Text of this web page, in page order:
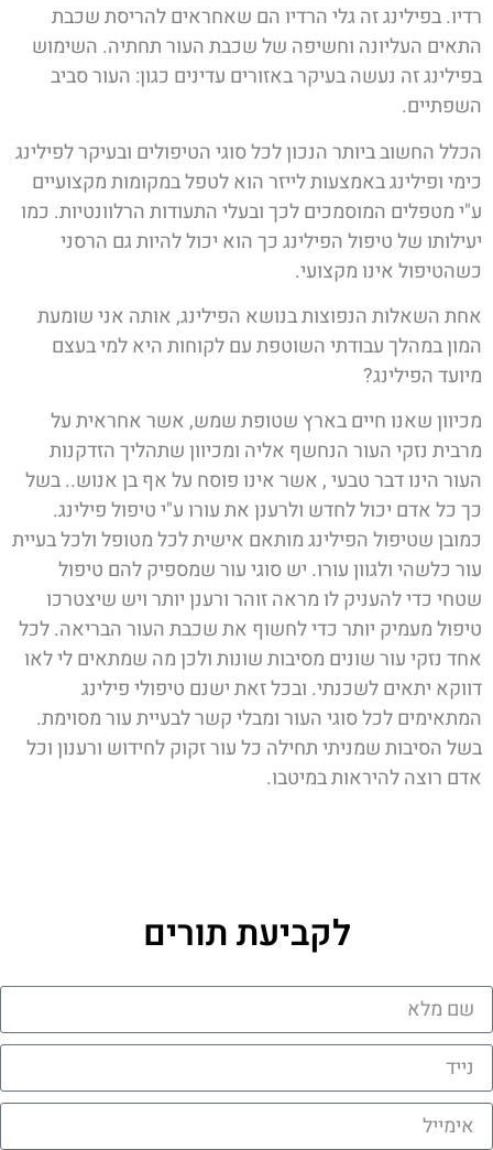
רדיו. בפילינג זה גלי הרדיו הם שאחראים להריסת שכבת
התאים העליונה וחשיפה של שכבת העור תחתיה. השימוש
בפילינג זה נעשה בעיקר באזורים עדינים כגון: העור סביב
השפתיים.
הכלל החשוב ביותר הנכון לכל סוגי הטיפולים ובעיקר לפילינג
כימי ופילינג באמצעות לייזר הוא לטפל במקומות מקצועיים
ע"י מטפלים המוסמכים לכך ובעלי התעודות הרלוונטיות. כמו
יעילותו של טיפול הפילינג כך הוא יכול להיות גם הרסני
כשהטיפול אינו מקצועי.
אחת השאלות הנפוצות בנושא הפילינג, אותה אני שומעת
המון במהלך עבודתי השוטפת עם לקוחות היא למי בעצם
מיועד הפילינג?
מכיוון שאנו חיים בארץ שטופת שמש, אשר אחראית על
מרבית נזקי העור הנחשף אליה ומכיוון שתהליך הזדקנות
העור הינו דבר טבעי , אשר אינו פוסח על אף בן אנוש.. בשל
כך כל אדם יכול לחדש ולרענן את עורו ע"י טיפול פילינג.
כמובן שטיפול הפילינג מותאם אישית לכל מטופל ולכל בעיית
עור כלשהי ולגוון עורו. יש סוגי עור שמספיק להם טיפול
שטחי כדי להעניק לו מראה זוהר ורענן יותר ויש שיצטרכו
טיפול מעמיק יותר כדי לחשוף את שכבת העור הבריאה. לכל
אחד נזקי עור שונים מסיבות שונות ולכן מה שמתאים לי לאו
דווקא יתאים לשכנתי. ובכל זאת ישנם טיפולי פילינג
המתאימים לכל סוגי העור ומבלי קשר לבעיית עור מסוימת.
בשל הסיבות שמניתי תחילה כל עור זקוק לחידוש ורענון וכל
אדם רוצה להיראות במיטבו.
לקביעת תורים